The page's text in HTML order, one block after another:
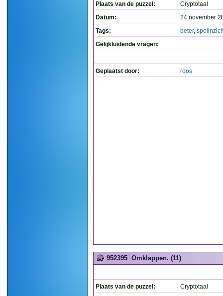
Plaats van de puzzel:
Cryptotaal
Datum:
24 november
Tags:
beter,
Gelijkluidende vragen:
Geplaatst door: roos
952395 Omklappen. (11)
Plaats van de puzzel:
Cryptotaal